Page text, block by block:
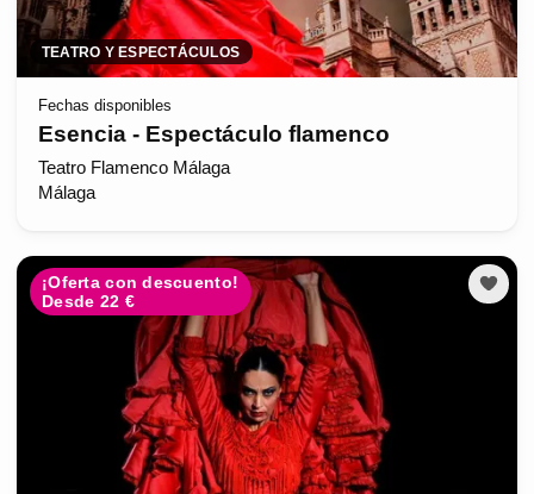
TEATRO Y ESPECTÁCULOS
Fechas disponibles
Esencia - Espectáculo flamenco
Teatro Flamenco Málaga
Málaga
¡Oferta con descuento!
Desde 22 €